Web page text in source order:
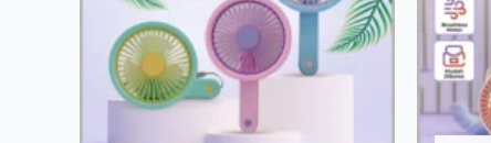
varian.
Pilihan
ini
diambil